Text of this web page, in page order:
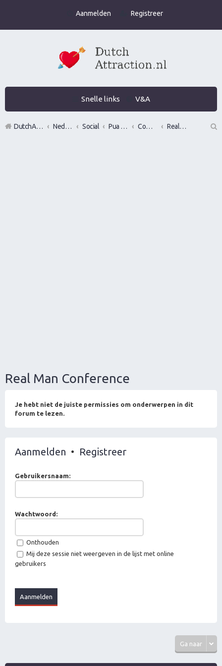
Aanmelden Registreer
Snelle links V&A
DutchAttraction.nl Nederlands grootste Dutch Attraction, Lifestyle, Vrouwen versieren en Pick-Up (PUA) Forum Social Pua evenementen Commerciële bedrijven / Reviews van versier workshops en pick up bootcamps
Real Man Conference
Real Man Conference
Je hebt niet de juiste permissies om onderwerpen in dit
forum te lezen.
Aanmelden • Registreer
Gebruikersnaam:
Wachtwoord:
Onthouden
Mij deze sessie niet weergeven in de lijst met online
gebruikers
Ga naar